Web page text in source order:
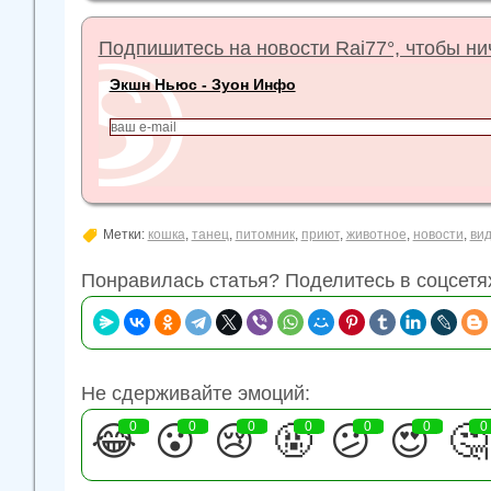
Подпишитесь на новости Rai77°, чтобы
Экшн Ньюс - Зуон Инфо
Метки: кошка танец питомник, приют, животное новости
Понравилась статья? Поделитесь в
Не сдерживайте эмоций:
😂
0 😮
0 😢
0 🤬
0 😕
0 😍
0 🤔
0